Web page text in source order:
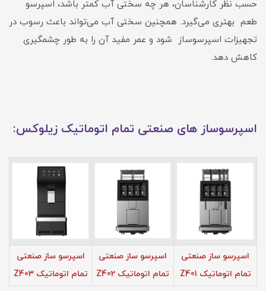
حسب نظر کارشناسان، هر چه سختی آب کمتر باشد، اسپرسو
طعم بهتری می‌گیرد. همچنین سختی آب می‌تواند باعث رسوب در
تجهیزات اسپرسوساز شود و عمر مفید آن را به طور چشمگیری
کاهش دهد.
اسپرسوساز های صنعتی تمام اتوماتیک زیلوکس:
اسپرسو ساز صنعتی
تمام اتوماتیک Z401
اسپرسو ساز صنعتی
تمام اتوماتیک Z402
اسپرسو ساز صنعتی
تمام اتوماتیک Z403